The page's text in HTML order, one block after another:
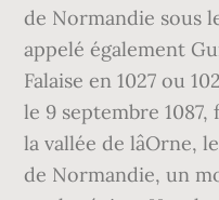
de Normandie sous
appelé également
Falaise en 1027 ou
le 9 septembre 1087,
la vallée de
de Normandie, un